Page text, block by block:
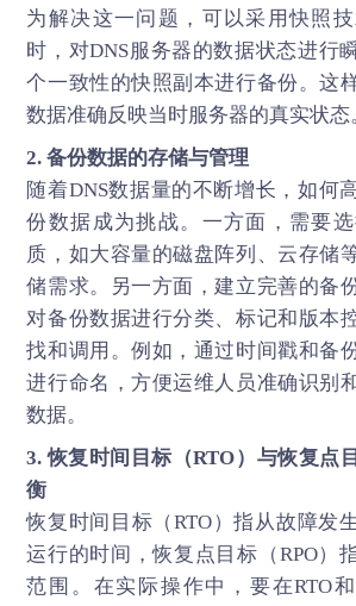
为解决这一问题，可以采用快照
时，对DNS服务器的数据状态进行
个一致性的快照副本进行备份。这
数据准确反映当时服务器的真实状态
2. 备份数据的存储与管理
随着DNS数据量的不断增长，如何
份数据成为挑战。一方面，需要
质，如大容量的磁盘阵列、云存储
储需求。另一方面，建立完善的备
对备份数据进行分类、标记和版本
找和调用。例如，通过时间戳和备
进行命名，方便运维人员准确识别
数据。
3. 恢复时间目标（RTO）与恢复点
衡
恢复时间目标（RTO）指从故障发
运行的时间，恢复点目标（RPO）
范围。在实际操作中，要在RTO